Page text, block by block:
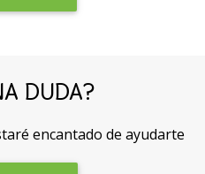
DUDA?
encantado de ayudarte